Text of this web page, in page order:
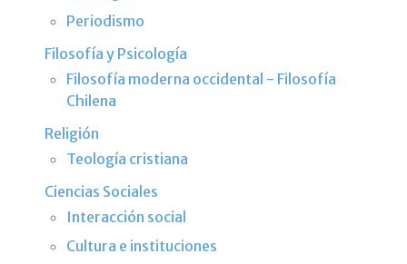
Periodismo
Filosofía y Psicología
Filosofía moderna occidental - Filosofía
Chilena
Religión
Teología cristiana
Ciencias Sociales
Interacción social
Cultura e instituciones